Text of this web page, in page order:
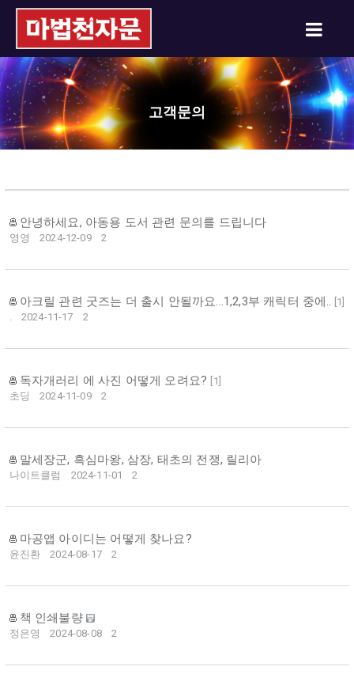
고객문의
안녕하세요, 아동용 도서 관련 문의를 드립니다
영영 2024-12-09 2
아크릴 관련 굿즈는 더 출시 안될까요...1,2,3부 캐릭터 중에.. 1
.
2024-11-17 2
독자개러리 에 사진 어떻게 오려요? 1
초딩
2024-11-09 2
말세장군, 흑심마왕, 삼장, 태초의 전쟁, 릴리아
나이트클럼 2024-11-01 2
마공앱 아이디는 어떻게 찾나요?
윤진환 2024-08-17 2
책 인쇄불량
정은영 2024-08-08 2